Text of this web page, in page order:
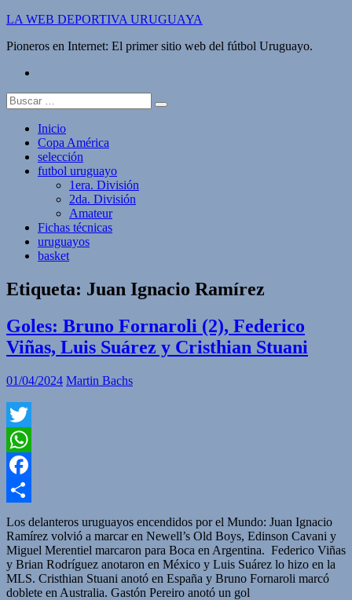
Saltar
contenido
LA WEB DEPORTIVA URUGUAYA
Pioneros en Internet: El primer sitio web del fútbol Uruguayo.
Buscar:
Inicio
Copa América
selección
futbol uruguayo
1era. División
2da. División
Amateur
Fichas técnicas
uruguayos
basket
Etiqueta: Juan Ignacio Ramírez
Goles: Bruno Fornaroli (2), Federico
Viñas, Luis Suárez y Cristhian Stuani
01/04/2024 Martin Bachs
Twitter
WhatsApp
Facebook
Compartir
Los delanteros uruguayos encendidos por el Mundo: Juan Ignacio
Ramírez volvió a marcar en Newell’s Old Boys, Edinson Cavani y
Miguel Merentiel marcaron para Boca en Argentina. Federico Viñas
y Brian Rodríguez anotaron en México y Luis Suárez lo hizo en la
MLS. Cristhian Stuani anotó en España y Bruno Fornaroli marcó
doblete en Australia. Gastón Pereiro anotó un gol